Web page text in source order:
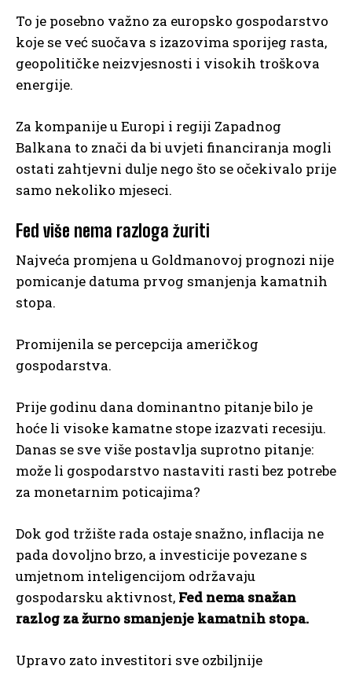
To je posebno važno za europsko gospodarstvo
koje se već suočava s izazovima sporijeg rasta,
geopolitičke neizvjesnosti i visokih troškova
energije.
Za kompanije u Europi i regiji Zapadnog
Balkana to znači da bi uvjeti financiranja mogli
ostati zahtjevni dulje nego što se očekivalo prije
samo nekoliko mjeseci.
Fed više nema razloga žuriti
Najveća promjena u Goldmanovoj prognozi nije
pomicanje datuma prvog smanjenja kamatnih
stopa.
Promijenila se percepcija američkog
gospodarstva.
Prije godinu dana dominantno pitanje bilo je
hoće li visoke kamatne stope izazvati recesiju.
Danas se sve više postavlja suprotno pitanje:
može li gospodarstvo nastaviti rasti bez potrebe
za monetarnim poticajima?
Dok god tržište rada ostaje snažno, inflacija ne
pada dovoljno brzo, a investicije povezane s
umjetnom inteligencijom održavaju
gospodarsku aktivnost, Fed nema snažan
razlog za žurno smanjenje kamatnih stopa.
Upravo zato investitori sve ozbiljnije